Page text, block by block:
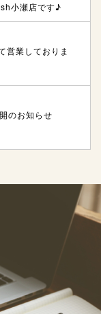
小瀬店です♪
営業しておりま
のお知らせ